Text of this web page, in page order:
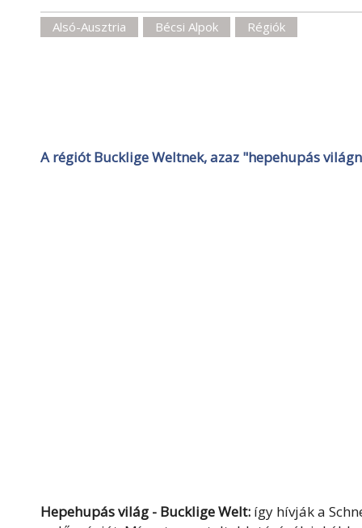
Alsó-Ausztria Bécsi Alpok Régiók
A régiót Bucklige Weltnek, azaz "hepehupás
Hepehupás világ - Bucklige Welt: így hívják a